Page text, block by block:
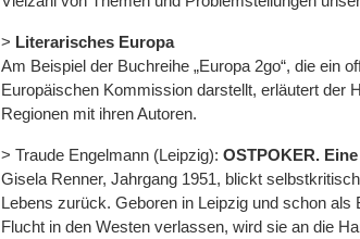
> Literarisches Europa
Am Beispiel der Buchreihe „Europa 2go“, die ein
Europäischen Kommission darstellt, erläutert der
Regionen mit ihren Autoren.
> Traude Engelmann (Leipzig): OSTPOKER.
Gisela Renner, Jahrgang 1951, blickt
Lebens zurück. Geboren in Leipzig und schon
Flucht in den Westen verlassen, wird sie an die